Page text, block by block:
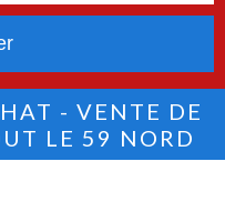
- VENTE DE
LE 59 NORD